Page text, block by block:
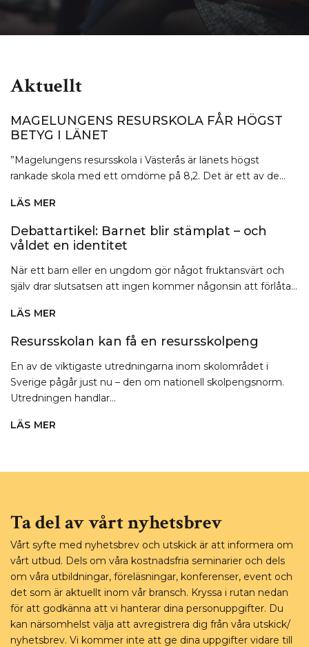
Aktuellt
MAGELUNGENS RESURSKOLA FÅR HÖGST
BETYG I LÄNET
”Magelungens resursskola i Västerås är länets högst
rankade skola med ett omdöme på 8,2. Det är ett av de...
LÄS MER
RESURSKOLA
FÅR
HÖGST
BETYG
Debattartikel: Barnet blir stämplat – och
våldet en identitet
När ett barn eller en ungdom gör något fruktansvärt och
själv drar slutsatsen att ingen kommer någonsin att förlåta...
LÄS MER
BARNET
BLIR
STÄMPLAT
Resursskolan kan få en resursskolpeng
En av de viktigaste utredningarna inom skolområdet i
Sverige pågår just nu – den om nationell skolpengsnorm.
Utredningen handlar...
LÄS MER
FÅ
Ta del av vårt nyhetsbrev
Vårt syfte med nyhetsbrev och utskick är att informera om
vårt utbud. Dels om våra kostnadsfria seminarier och dels
om våra utbildningar, föreläsningar, konferenser, event och
det som är aktuellt inom vår bransch. Kryssa i rutan nedan
för att godkänna att vi hanterar dina personuppgifter. Du
kan närsomhelst välja att avregistrera dig från våra utskick/
nyhetsbrev. Vi kommer inte att ge dina uppgifter vidare till